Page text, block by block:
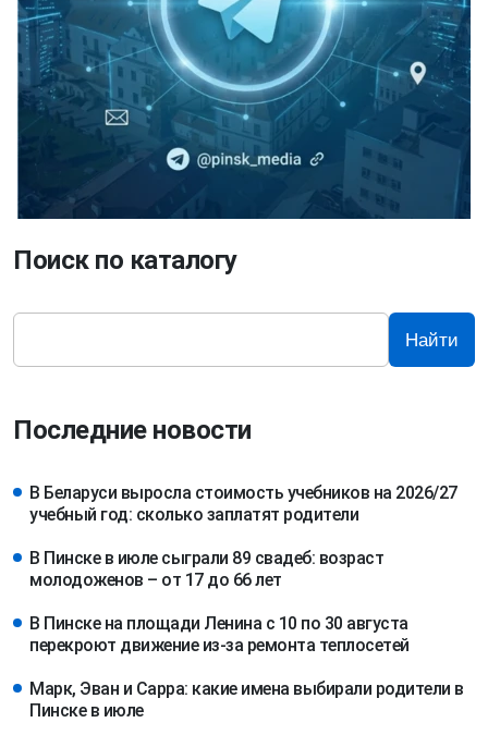
Поиск по каталогу
Найти
Последние новости
В Беларуси выросла стоимость учебников на 2026/27
учебный год: сколько заплатят родители
В Пинске в июле сыграли 89 свадеб: возраст
молодоженов – от 17 до 66 лет
В Пинске на площади Ленина с 10 по 30 августа
перекроют движение из-за ремонта теплосетей
Марк, Эван и Сарра: какие имена выбирали родители в
Пинске в июле